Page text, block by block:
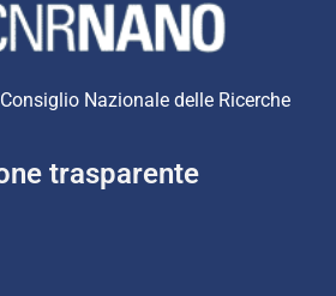
Nazionale delle Ricerche
trasparente